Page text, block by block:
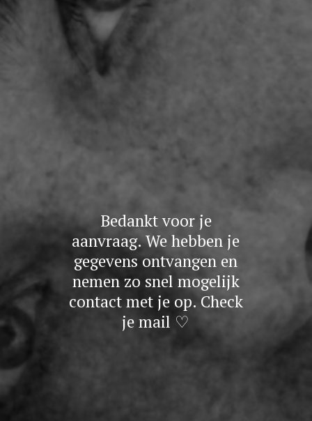
Bedankt voor je
aanvraag. We hebben je
gegevens ontvangen en
nemen zo snel mogelijk
contact met je op. Check
je mail ♡